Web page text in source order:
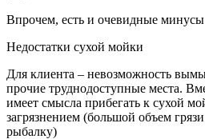
Впрочем, есть и очевидные
Недостатки сухой мойки
Для клиента – невозможность
прочие труднодоступные места.
имеет смысла прибегать к сухой
загрязнением (большой объем
рыбалку)